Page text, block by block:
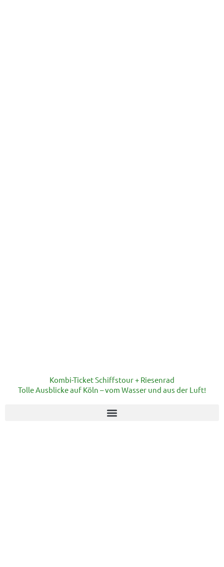
Kombi-Ticket Schiffstour + Riesenrad
Tolle Ausblicke auf Köln – vom Wasser und aus der Luft!